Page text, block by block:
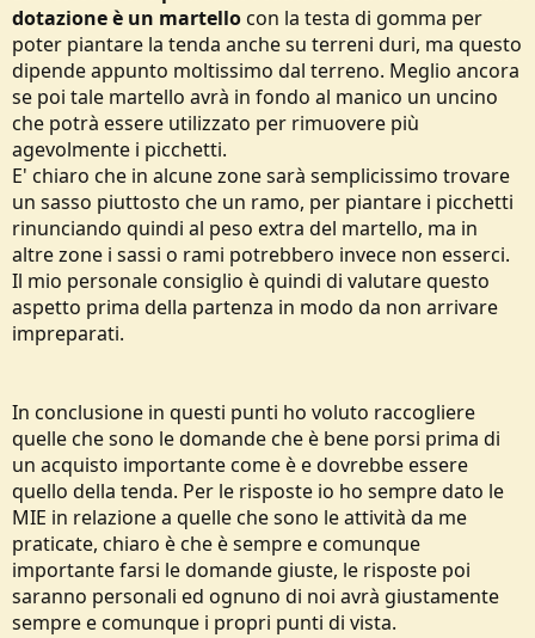
dotazione è un martellocon la testa di gomma per
poter piantare la tenda anche su terreni duri, ma questo
dipende appunto moltissimo dal terreno. Meglio ancora
se poi tale martello avrà in fondo al manico un uncino
che potrà essere utilizzato per rimuovere più
agevolmente i picchetti.
E' chiaro che in alcune zone sarà semplicissimo trovare
un sasso piuttosto che un ramo, per piantare i picchetti
rinunciando quindi al peso extra del martello, ma in
altre zone i sassi o rami potrebbero invece non esserci.
Il mio personale consiglio è quindi di valutare questo
aspetto prima della partenza in modo da non arrivare
impreparati.
In conclusione in questi punti ho voluto raccogliere
quelle che sono le domande che è bene porsi prima di
un acquisto importante come è e dovrebbe essere
quello della tenda. Per le risposte io ho sempre dato le
MIE in relazione a quelle che sono le attività da me
praticate, chiaro è che è sempre e comunque
importante farsi le domande giuste, le risposte poi
saranno personali ed ognuno di noi avrà giustamente
sempre e comunque i propri punti di vista.